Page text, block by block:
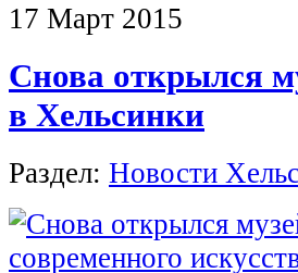
17 Март 2015
Снова открылся
в Хельсинки
Раздел: Новости